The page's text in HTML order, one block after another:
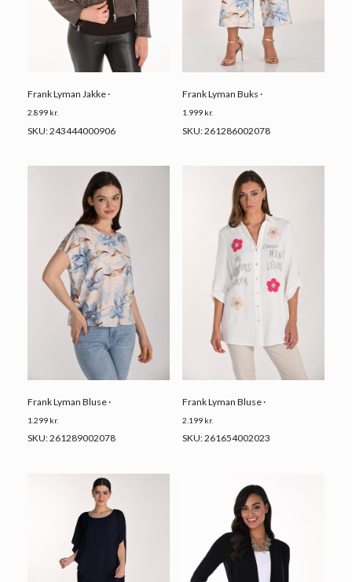
Frank Lyman Jakke ·
2.899 kr.
SKU: 243444000906
Frank Lyman Buks ·
1.999 kr.
SKU: 261286002078
Frank Lyman Bluse ·
1.299 kr.
SKU: 261289002078
Frank Lyman Bluse ·
2.199 kr.
SKU: 261654002023